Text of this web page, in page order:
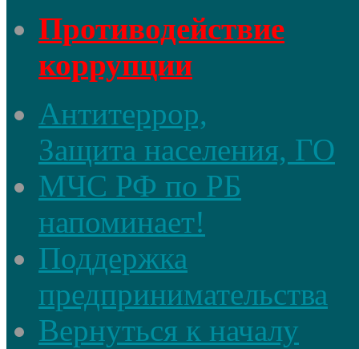
Противодействие
коррупции
Антитеррор,
Защита населения, ГО
МЧС РФ по РБ
напоминает!
Поддержка
предпринимательства
Вернуться к началу